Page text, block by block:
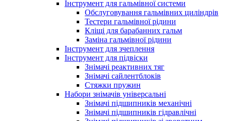
Інструмент для гальмівної системи
Обслуговування гальмівних циліндрів
Тестери гальмівної рідини
Кліщі для барабанних гальм
Заміна гальмівної рідини
Інструмент для зчеплення
Інструмент для підвіски
Знімачі реактивних тяг
Знімачі сайлентблоків
Стяжки пружин
Набори знімачів універсальні
Знімачі підшипників механічні
Знімачі підшипників гідравлічні